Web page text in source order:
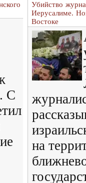
С
Убийство
Иерусалиме.
Востоке
на